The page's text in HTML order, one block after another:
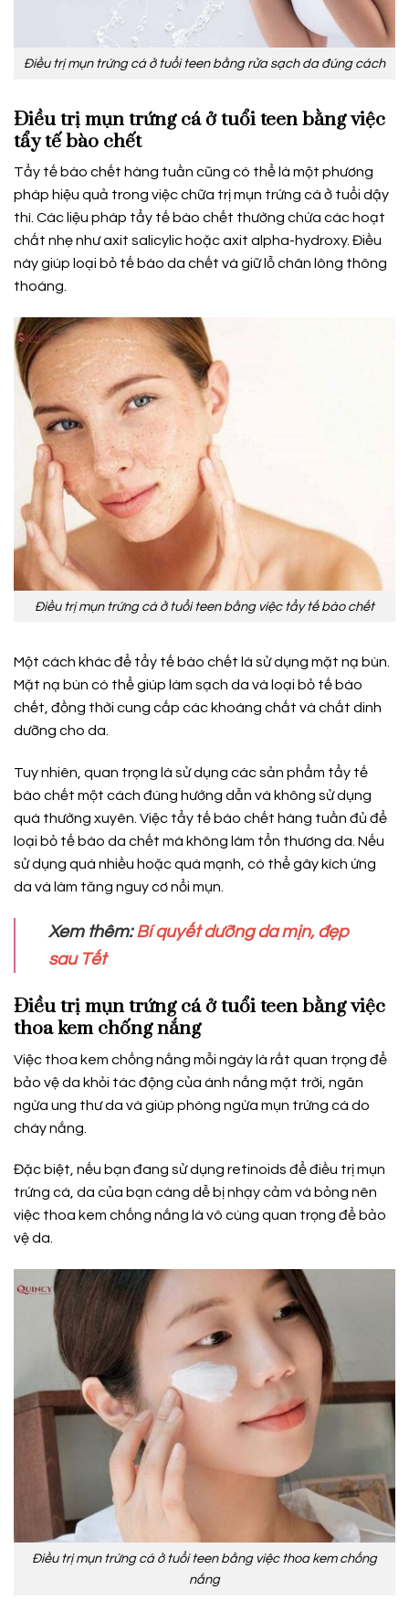
Điều trị mụn trứng cá ở tuổi teen bằng rửa sạch da đúng cách
Điều trị mụn trứng cá ở tuổi teen bằng việc
tẩy tế bào chết
Tẩy tế bào chết hàng tuần cũng có thể là một phương
pháp hiệu quả trong việc chữa trị mụn trứng cá ở tuổi dậy
thì. Các liệu pháp tẩy tế bào chết thường chứa các hoạt
chất nhẹ như axit salicylic hoặc axit alpha-hydroxy. Điều
này giúp loại bỏ tế bào da chết và giữ lỗ chân lông thông
thoáng.
Điều trị mụn trứng cá ở tuổi teen bằng việc tẩy tế bào chết
Một cách khác để tẩy tế bào chết là sử dụng mặt nạ bùn.
Mặt nạ bùn có thể giúp làm sạch da và loại bỏ tế bào
chết, đồng thời cung cấp các khoáng chất và chất dinh
dưỡng cho da.
Tuy nhiên, quan trọng là sử dụng các sản phẩm tẩy tế
bào chết một cách đúng hướng dẫn và không sử dụng
quá thường xuyên. Việc tẩy tế bào chết hàng tuần đủ để
loại bỏ tế bào da chết mà không làm tổn thương da. Nếu
sử dụng quá nhiều hoặc quá mạnh, có thể gây kích ứng
da và làm tăng nguy cơ nổi mụn.
Xem thêm:Bí quyết dưỡng da mịn, đẹp
sau Tết
Điều trị mụn trứng cá ở tuổi teen bằng việc
thoa kem chống nắng
Việc thoa kem chống nắng mỗi ngày là rất quan trọng để
bảo vệ da khỏi tác động của ánh nắng mặt trời, ngăn
ngừa ung thư da và giúp phòng ngừa mụn trứng cá do
cháy nắng.
Đặc biệt, nếu bạn đang sử dụng retinoids để điều trị mụn
trứng cá, da của bạn càng dễ bị nhạy cảm và bỏng nên
việc thoa kem chống nắng là vô cùng quan trọng để bảo
vệ da.
Điều trị mụn trứng cá ở tuổi teen bằng việc thoa kem chống
nắng